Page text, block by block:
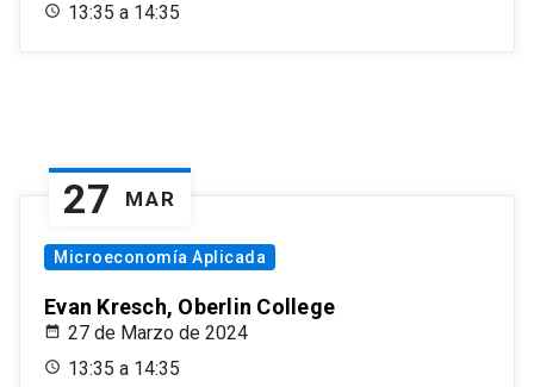
13:35 a 14:35
27 MAR
Microeconomía Aplicada
Evan Kresch, Oberlin College
27 de Marzo de 2024
13:35 a 14:35